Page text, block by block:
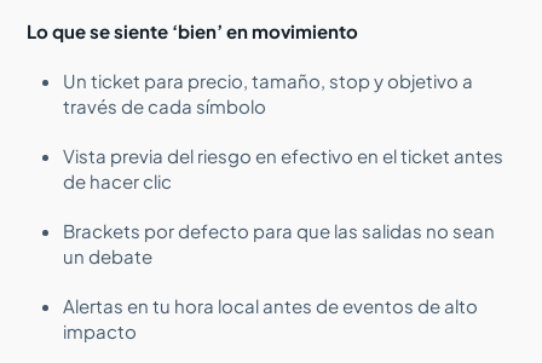
Lo que se siente ‘bien’ en movimiento
Un ticket para precio, tamaño, stop y objetivo a
través de cada símbolo
Vista previa del riesgo en efectivo en el ticket antes
de hacer clic
Brackets por defecto para que las salidas no sean
un debate
Alertas en tu hora local antes de eventos de alto
impacto